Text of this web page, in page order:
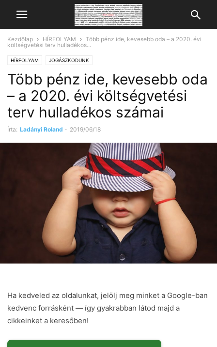
Kezdőlap HÍRFOLYAM
Több pénz ide, kevesebb oda – a 2020. évi
költségvetési terv hulladékos...
HÍRFOLYAM JOGÁSZKODUNK
Több pénz ide, kevesebb oda
– a 2020. évi költségvetési
terv hulladékos számai
Írta: Ladányi Roland - 2019/06/18
Ha kedveled az oldalunkat, jelölj meg minket a Google-ban
kedvenc forrásként — így gyakrabban látod majd a
cikkeinket a keresőben!